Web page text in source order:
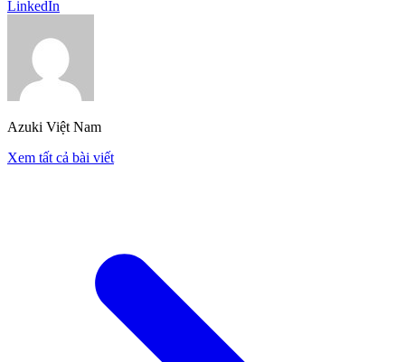
LinkedIn
Azuki Việt Nam
Xem tất cả bài viết